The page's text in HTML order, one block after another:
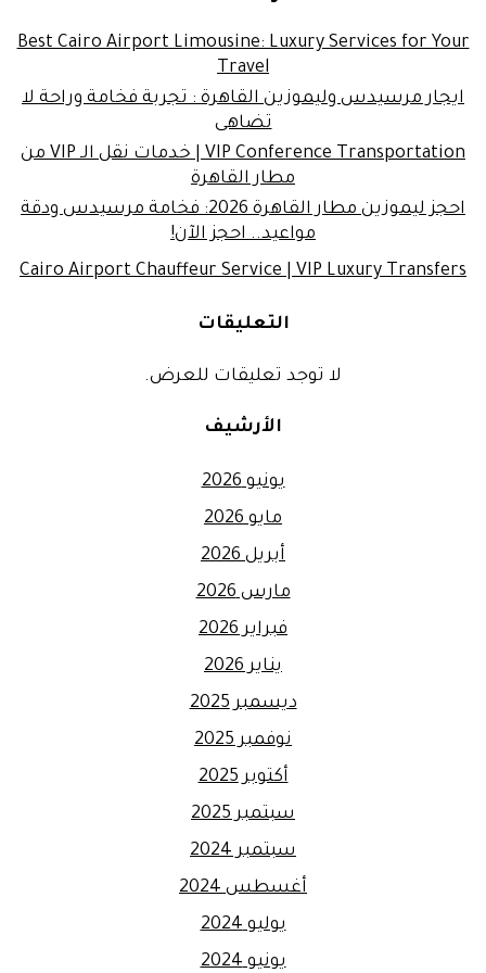
Best Cairo Airport Limousine: Luxury Services for Your
Travel
ايجار مرسيدس وليموزين القاهرة : تجربة فخامة وراحة لا
تضاهى
VIP Conference Transportation | خدمات نقل الـ VIP من
مطار القاهرة
احجز ليموزين مطار القاهرة 2026: فخامة مرسيدس ودقة
مواعيد.. احجز الآن!
Cairo Airport Chauffeur Service | VIP Luxury Transfers
التعليقات
لا توجد تعليقات للعرض.
الأرشيف
يونيو 2026
مايو 2026
أبريل 2026
مارس 2026
فبراير 2026
يناير 2026
ديسمبر 2025
نوفمبر 2025
أكتوبر 2025
سبتمبر 2025
سبتمبر 2024
أغسطس 2024
يوليو 2024
يونيو 2024